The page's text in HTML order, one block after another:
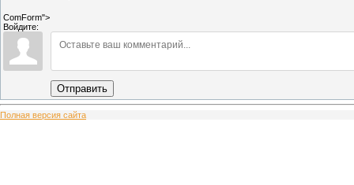
ComForm">
Войдите:
Отправить
Полная версия сайта